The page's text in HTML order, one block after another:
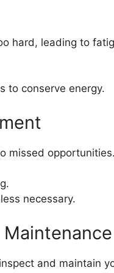
hard, leading to
to conserve energy.
missed
necessary.
and maintain